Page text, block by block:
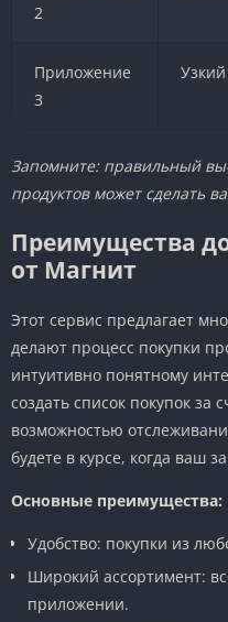
2
Приложение
3
Узкий
Запомните: правильный
продуктов может сделать
Преимущества
от Магнит
Этот сервис предлагает
делают процесс покупки
интуитивно понятному
создать список покупок за
возможностью
будете в курсе, когда ваш
Основные преимущества:
Удобство: покупки из
Широкий ассортимент:
приложении.